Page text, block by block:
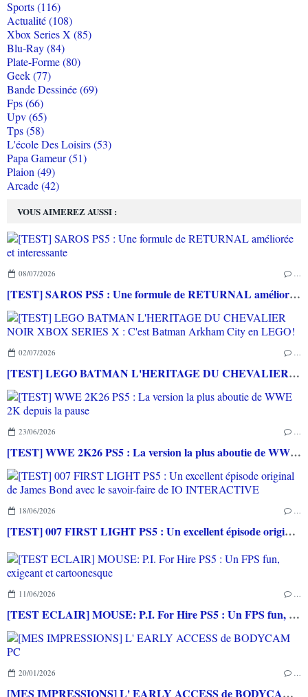
VOUS AIMEREZ AUSSI :
08/07/2026 …
[TEST] SAROS PS5 : Une formule de RETURNAL améliorée et interessante
02/07/2026 …
[TEST] LEGO BATMAN L'HERITAGE DU CHEVALIER NOIR XBOX SERIES X : C'est Batman Arkham City en LEGO!
23/06/2026 …
[TEST] WWE 2K26 PS5 : La version la plus aboutie de WWE 2K depuis la pause
18/06/2026 …
[TEST] 007 FIRST LIGHT PS5 : Un excellent épisode original de James Bond avec le savoir-faire de IO INTERACTIVE
11/06/2026 …
[TEST ECLAIR] MOUSE: P.I. For Hire PS5 : Un FPS fun, exigeant et cartoonesque
20/01/2026 …
[MES IMPRESSIONS] L' EARLY ACCESS de BODYCAM PC
Sports (116)
Actualité (108)
Xbox Series X (85)
Blu-Ray (84)
Plate-Forme (80)
Geek (77)
Bande Dessinée (69)
Fps (66)
Upv (65)
Tps (58)
L'école Des Loisirs (53)
Papa Gameur (51)
Plaion (49)
Arcade (42)